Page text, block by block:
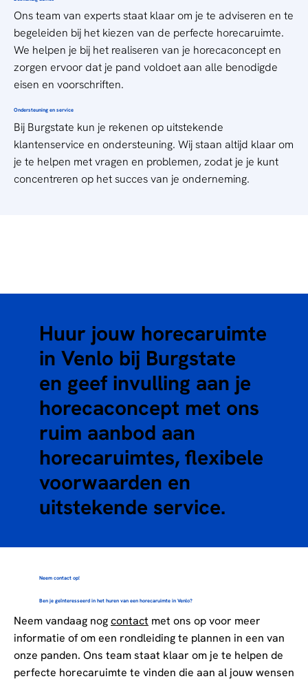
Ons team van experts staat klaar om je te adviseren en te
begeleiden bij het kiezen van de perfecte horecaruimte.
We helpen je bij het realiseren van je horecaconcept en
zorgen ervoor dat je pand voldoet aan alle benodigde
eisen en voorschriften.
Ondersteuning en service
Bij Burgstate kun je rekenen op uitstekende
klantenservice en ondersteuning. Wij staan altijd klaar om
je te helpen metvragen en problemen, zodat je je kunt
concentreren op het succes van je onderneming.
Huur jouw horecaruimte
in Venlo bij Burgstate
en geef invulling aan je
horecaconcept met ons
ruim aanbod aan
horecaruimtes, flexibele
voorwaarden en
uitstekende service.
Neem contact op!
Ben je geïnteresseerd in het huren van een horecaruimte in Venlo?
Neem vandaag nogcontact met ons op voor meer
informatie of om een rondleiding te plannen in een van
onze panden. Ons team staat klaar om je te helpen de
perfecte horecaruimte te vinden die aan al jouw wensen